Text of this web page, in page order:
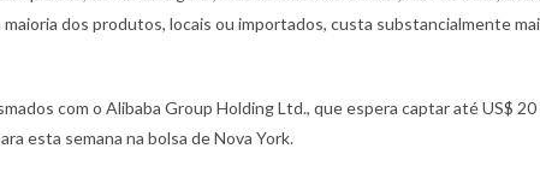
maioria dos produtos, locais ou importados, custa substancialmente
com o Alibaba Group Holding Ltd., que espera captar até US$ 20
esta semana na bolsa de Nova York.